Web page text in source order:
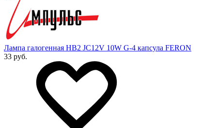
Лампа галогенная HB2 JC12V 10W G-4 капсула FERON
33 руб.